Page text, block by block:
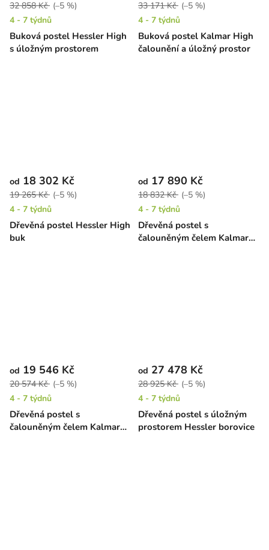
Buková postel Hessler High
s úložným prostorem
32 858 Kč (–5 %)
4 - 7 týdnů
Buková postel Kalmar High
čalounění a úložný prostor
33 171 Kč (–5 %)
4 - 7 týdnů
Dřevěná postel Hessler High
buk
od 18 302 Kč
19 265 Kč (–5 %)
4 - 7 týdnů
Dřevěná postel s
čalouněným čelem Kalmar
od 17 890 Kč
18 832 Kč (–5 %)
4 - 7 týdnů
Dřevěná postel s
čalouněným čelem Kalmar
od 19 546 Kč
20 574 Kč (–5 %)
4 - 7 týdnů
Dřevěná postel s úložným
prostorem Hessler borovice
od 27 478 Kč
28 925 Kč (–5 %)
4 - 7 týdnů